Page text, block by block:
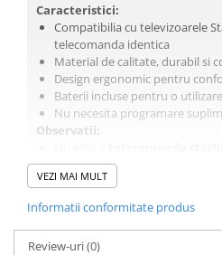
Caracteristici:
Compatibilia cu televizoarele
telecomanda identica
Material de calitate, durabil si
Design ergonomic pentru
Baterii incluse pentru o
Nu necesita programare
Observatii:
de toate functiile si butoanele
Bateriile incluse in pachet pot fi
functie de disponibilitatea din
VEZI MAI MULT
Informatii conformitate produs
Review-uri(0)